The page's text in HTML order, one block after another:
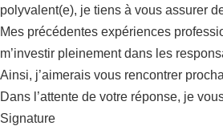
polyvalent(e), je tiens à vous assurer
Mes précédentes expériences
m’investir pleinement dans les
Ainsi, j’aimerais vous rencontrer
Dans l’attente de votre réponse, je
Signature